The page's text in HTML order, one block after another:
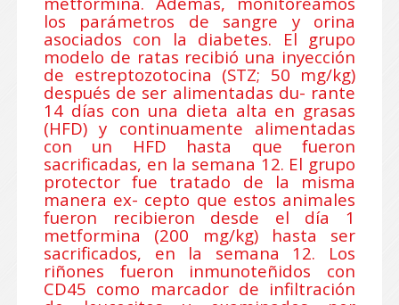
los parámetros de sangre y orina
asociados con la diabetes. El grupo
modelo de ratas recibió una inyección
de estreptozotocina (STZ; 50 mg/kg)
después de ser alimentadas du- rante
14 días con una dieta alta en grasas
(HFD) y continuamente alimentadas
con un HFD hasta que fueron
sacrificadas, en la semana 12. El grupo
protector fue tratado de la misma
manera ex- cepto que estos animales
fueron recibieron desde el día 1
metformina (200 mg/kg) hasta ser
sacrificados, en la semana 12. Los
riñones fueron inmunoteñidos con
CD45 como marcador de infiltración